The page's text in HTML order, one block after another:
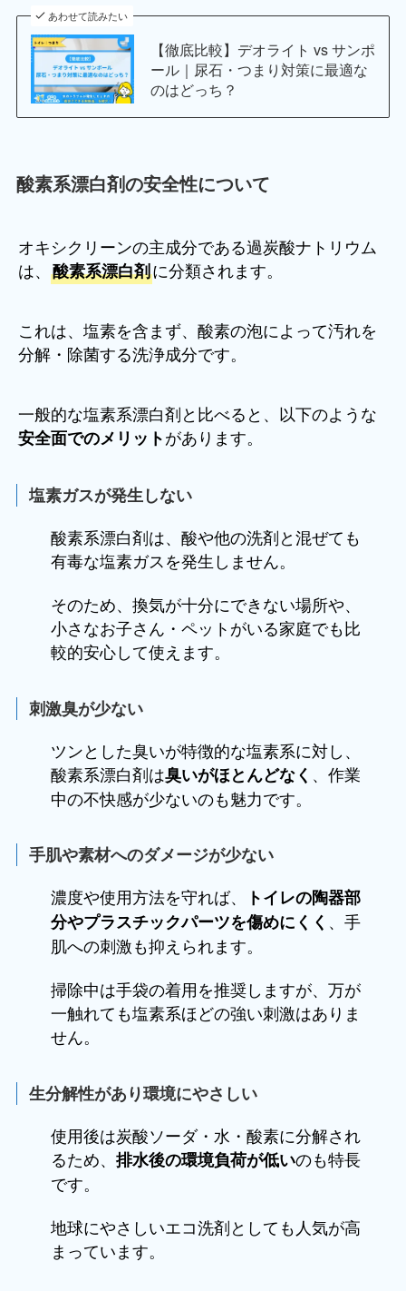
あわせて読みたい
【徹底比較】デオライト vs サンポ
ール｜尿石・つまり対策に最適な
のはどっち？
酸素系漂白剤の安全性について
オキシクリーンの主成分である過炭酸ナトリウム
は、 酸素系漂白剤に分類されます。
これは、塩素を含まず、酸素の泡によって汚れを
分解・除菌する洗浄成分です。
一般的な塩素系漂白剤と比べると、以下のような
安全面でのメリットがあります。
塩素ガスが発生しない
酸素系漂白剤は、酸や他の洗剤と混ぜても
有毒な塩素ガスを発生しません。
そのため、換気が十分にできない場所や、
小さなお子さん・ペットがいる家庭でも比
較的安心して使えます。
刺激臭が少ない
ツンとした臭いが特徴的な塩素系に対し、
酸素系漂白剤は臭いがほとんどなく 、作業
中の不快感が少ないのも魅力です。
手肌や素材へのダメージが少ない
濃度や使用方法を守れば、
トイレの陶器部
分やプラスチックパーツを傷めにくく 、手
肌への刺激も抑えられます。
掃除中は手袋の着用を推奨しますが、万が
一触れても塩素系ほどの強い刺激はありま
せん。
生分解性があり環境にやさしい
使用後は炭酸ソーダ・水・酸素に分解され
るため、 排水後の環境負荷が低いのも特長
です。
地球にやさしいエコ洗剤としても人気が高
まっています。